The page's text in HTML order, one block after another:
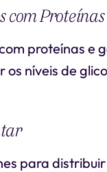
com
proteínas e
níveis de
para